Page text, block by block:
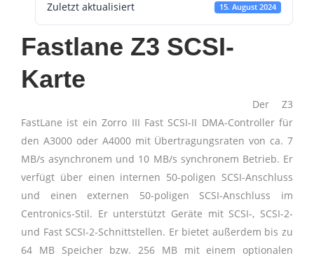
Zuletzt aktualisiert 15. August 2024
Fastlane Z3 SCSI-
Karte
Der Z3
FastLane ist ein Zorro III Fast SCSI-II DMA-Controller für
den A3000 oder A4000 mit Übertragungsraten von ca. 7
MB/s asynchronem und 10 MB/s synchronem Betrieb. Er
verfügt über einen internen 50-poligen SCSI-Anschluss
und einen externen 50-poligen SCSI-Anschluss im
Centronics-Stil. Er unterstützt Geräte mit SCSI-, SCSI-2-
und Fast SCSI-2-Schnittstellen. Er bietet außerdem bis zu
64 MB Speicher bzw. 256 MB mit einem optionalen